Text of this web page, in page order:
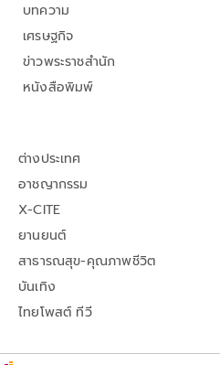
บทความ
เศรษฐกิจ
ข่าวพระราชสำนัก
หนังสือพิมพ์
ต่างประเทศ
อาชญากรรม
X-CITE
ยานยนต์
สาธารณสุข-คุณภาพชีวิต
บันเทิง
ไทยโพสต์ ทีวี